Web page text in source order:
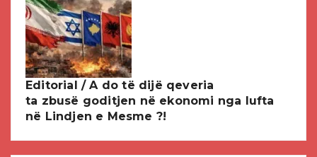
Editorial / A do të dijë qeveria
ta zbusë goditjen në ekonomi nga lufta
në Lindjen e Mesme ?!